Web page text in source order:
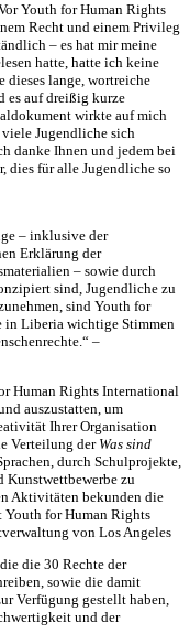
Youth for Human Rights
Recht und einem Privileg
– es hat mir meine
hatte, hatte ich keine
dieses lange, wortreiche
es auf dreißig kurze
wirkte auf mich
Jugendliche sich
danke Ihnen und jedem bei
dies für alle Jugendliche so
– inklusive der
Erklärung der
– sowie durch
sind, Jugendliche zu
sind Youth for
in Liberia wichtige Stimmen
–
Human Rights International
auszustatten, um
Ihrer Organisation
Verteilung der Was sind
durch Schulprojekte,
Kunstwettbewerbe zu
Aktivitäten bekunden die
Youth for Human Rights
von Los Angeles
die 30 Rechte der
sowie die damit
Verfügung gestellt haben,
und der